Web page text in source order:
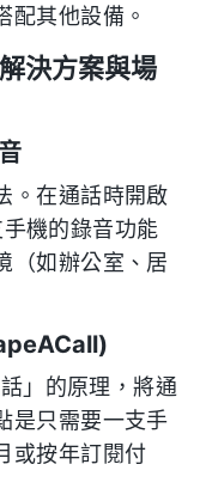
配其他設備。
決方案與場
。在通話時開啟
機的錄音功能
（如辦公室、居
」的原理，將通
是只需要一支手
或按年訂閱付